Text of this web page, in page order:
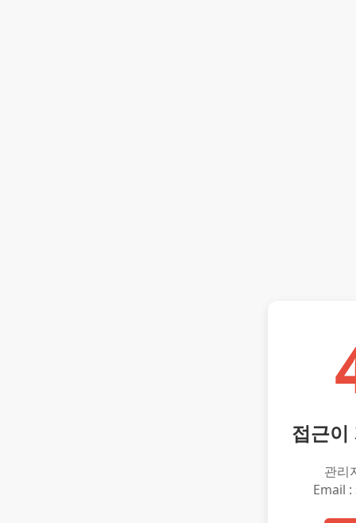
접근이
관리
Email